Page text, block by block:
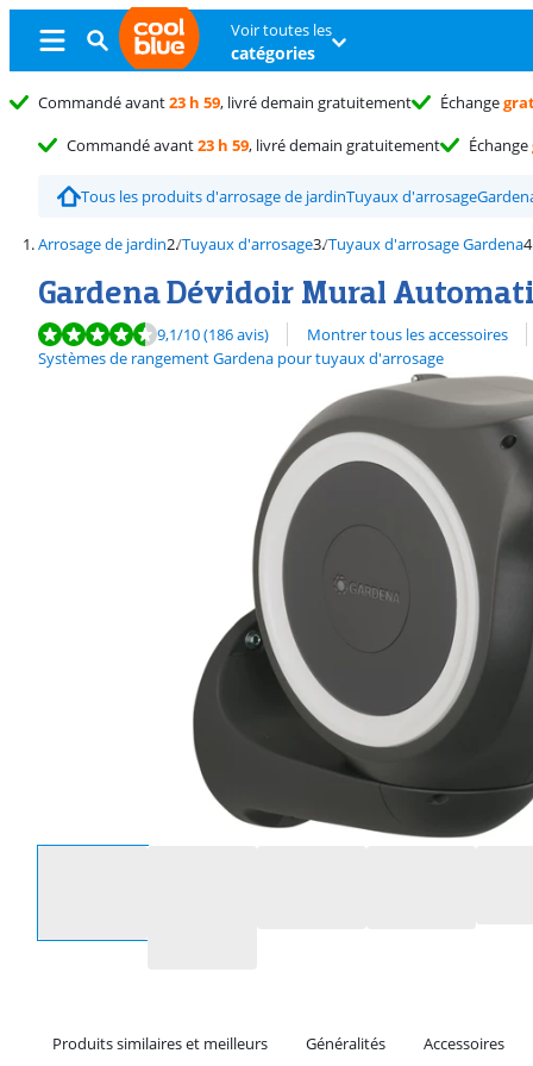
Voir toutes les
catégories
Commandé avant23 h 59, livré demain gratuitement Échange
Commandé avant23 h 59, livré demain gratuitement Échange
Tous les produits d'arrosage de jardinTuyaux d'arrosage
Arrosage de jardin Tuyaux d'arrosage Tuyaux d'arrosage Gardena
Gardena Dévidoir Mural
La note est de 9,1 sur 10, basée sur 186 avis.
9,1/10(186 avis)
Montrer tous les accessoires
Découvrez l'ensemble des
Systèmes de rangement Gardena pour tuyaux d'arrosage
Produits similaires et meilleurs Généralités Accessoires